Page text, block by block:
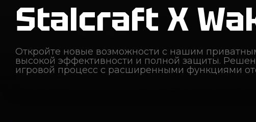
Stalcraft X
Откройте новые возможности с нашим
высокой эффективности и полной защиты.
игровой процесс с расширенными функциями